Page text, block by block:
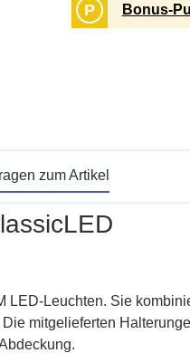
P Bonus-
zum Artikel
Leuchten. Sie
mitgelieferten